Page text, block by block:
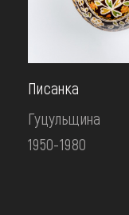
Писанка
Гуцульщина
1950-1980